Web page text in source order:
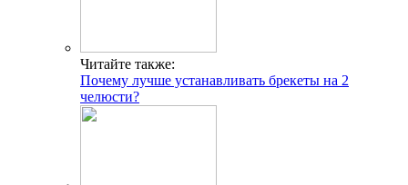
Читайте также:
Почему лучше устанавливать брекеты на 2
челюсти?